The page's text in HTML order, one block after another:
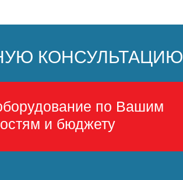
КОНСУЛЬТАЦИЮ
по Вашим
и бюджету